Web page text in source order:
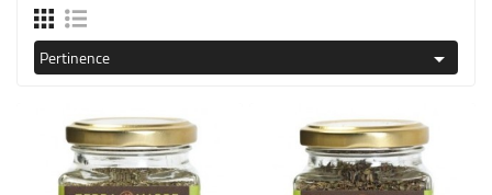
BOISSON
HYGIÈNE
SANTÉ
BIEN-
Pertinence 